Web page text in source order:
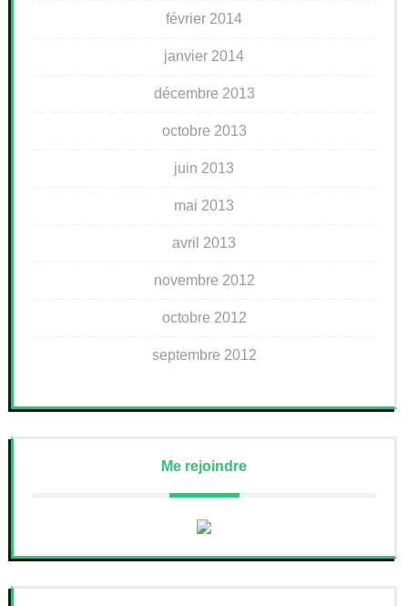
février 2014
janvier 2014
décembre 2013
octobre 2013
juin 2013
mai 2013
avril 2013
novembre 2012
octobre 2012
septembre 2012
Me rejoindre